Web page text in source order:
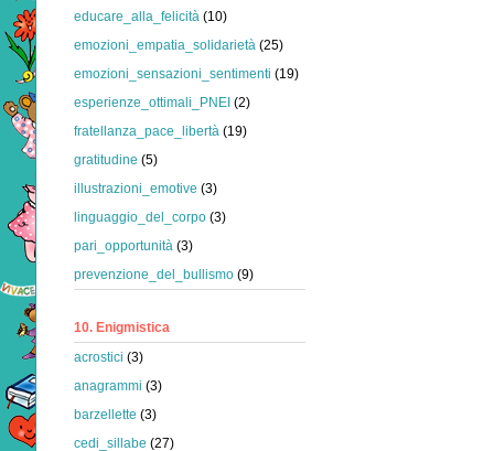
educare_alla_felicità (10)
emozioni_empatia_solidarietà (25)
emozioni_sensazioni_sentimenti (19)
esperienze_ottimali_PNEI (2)
fratellanza_pace_libertà (19)
gratitudine (5)
illustrazioni_emotive (3)
linguaggio_del_corpo (3)
pari_opportunità (3)
prevenzione_del_bullismo (9)
10. Enigmistica
acrostici (3)
anagrammi (3)
barzellette (3)
cedi_sillabe (27)